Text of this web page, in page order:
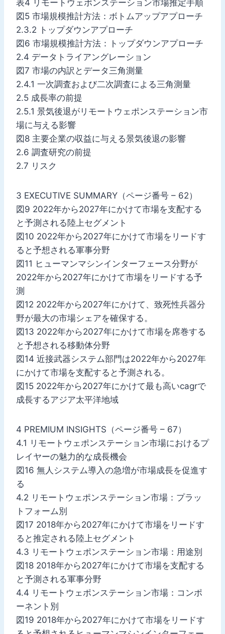
表4 リモートウェポンステーション市場推定手順
図5 市場規模推計方法：ボトムアップアプローチ
2.3.2 トップダウンアプローチ
図6 市場規模推計方法：トップダウンアプローチ
2.4 データトライアングレーション
図7 市場の内訳とデータ三角測量
2.4.1 一次調査および二次調査による三角測量
2.5 成長率の前提
2.5.1 景気後退がリモートウェポンステーション市
場に与える影響
図8 主要企業の収益に与える景気後退の影響
2.6 調査研究の前提
2.7 リスク
3 EXECUTIVE SUMMARY（ページ番号 – 62）
図9 2022年から2027年にかけて市場を支配する
と予測される陸上セグメント
図10 2022年から2027年にかけて市場をリードす
ると予想される軍事分野
図11 ヒューマンマシンインターフェース分野が
2022年から2027年にかけて市場をリードする予
測
図12 2022年から2027年にかけて、致死性兵器分
野が最大の市場シェアを確保する。
図13 2022年から2027年にかけて市場を席巻する
と予想される移動体分野
図14 近接武器システム部門は2022年から2027年
にかけて市場を支配すると予測される。
図15 2022年から2027年にかけて最も高いcagrで
成長するアジア太平洋地域
4 PREMIUM INSIGHTS（ページ番号 – 67）
4.1 リモートウェポンステーション市場におけるプ
レイヤーの魅力的な成長機会
図16 無人システム導入の急増が市場成長を促進す
る
4.2 リモートウェポンステーション市場：プラッ
トフォーム別
図17 2018年から2027年にかけて市場をリードす
ると推定される陸上セグメント
4.3 リモートウェポンステーション市場：用途別
図18 2018年から2027年にかけて市場を支配する
と予測される軍事分野
4.4 リモートウェポンステーション市場：コンポ
ーネント別
図19 2018年から2027年にかけて市場をリードす